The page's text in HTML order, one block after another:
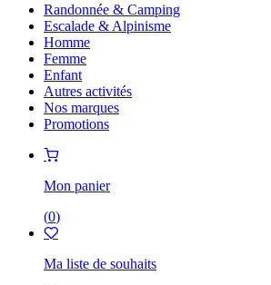
Randonnée & Camping
Escalade & Alpinisme
Homme
Femme
Enfant
Autres activités
Nos marques
Promotions
Mon panier
(0)
Ma liste de souhaits